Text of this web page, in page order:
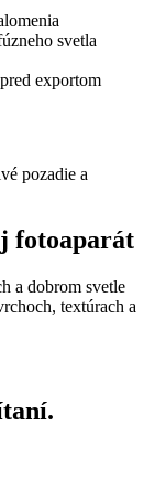
svetla
exportom
pozadie a
fotoaparát
a dobrom svetle
textúrach a